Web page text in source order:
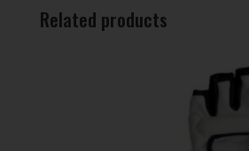
Related products